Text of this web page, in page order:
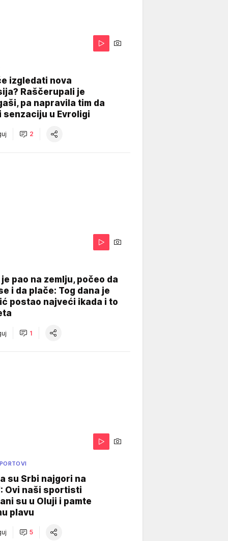
izgledati nova
Raščerupali je
pa napravila tim da
senzaciju u Evroligi
2
je pao na zemlju, počeo da
i da plače: Tog dana je
postao najveći ikada i to
1
su Srbi najgori na
Ovi naši sportisti
su u Oluji i pamte
plavu
5